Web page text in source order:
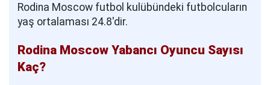
Rodina Moscow futbol kulübündeki futbolcuların
yaş ortalaması 24.8'dir.
Rodina Moscow Yabancı Oyuncu Sayısı
Kaç?